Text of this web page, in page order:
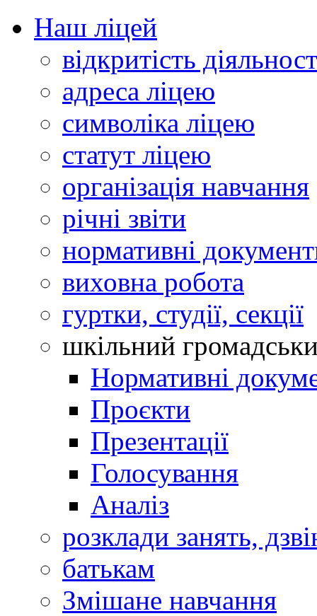
Наш ліцей
відкритість
адреса ліцею
символіка ліцею
статут ліцею
організація навчання
річні звіти
нормативні
виховна робота
гуртки, студії, секції
шкільний
Нормативні
Проєкти
Презентації
Голосування
Аналіз
розклади занять,
батькам
Змішане навчання